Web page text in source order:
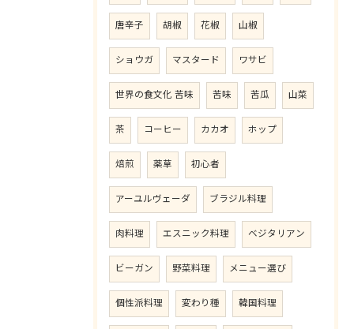
唐辛子 胡椒 花椒 山椒
ショウガ マスタード ワサビ
世界の食文化 苦味 苦味 苦瓜 山菜
茶 コーヒー カカオ ホップ
焙煎 薬草 初心者
アーユルヴェーダ ブラジル料理
肉料理 エスニック料理 ベジタリアン
ビーガン 野菜料理 メニュー選び
個性派料理 変わり種 韓国料理